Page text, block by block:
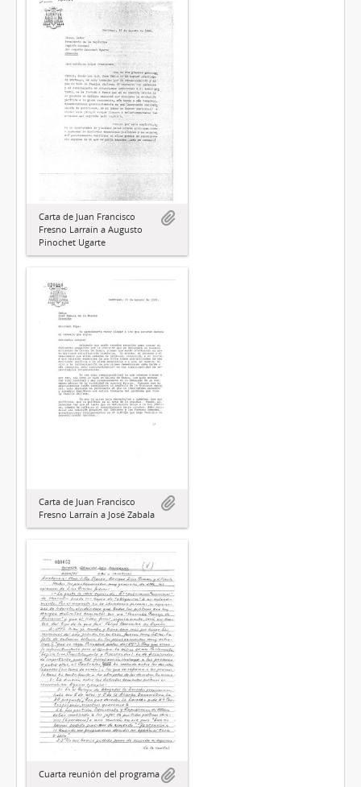
Carta de Juan Francisco
Fresno Larraín a Augusto
Pinochet Ugarte
Carta de Juan Francisco
Fresno Larraín a José Zabala
Cuarta reunión del programa